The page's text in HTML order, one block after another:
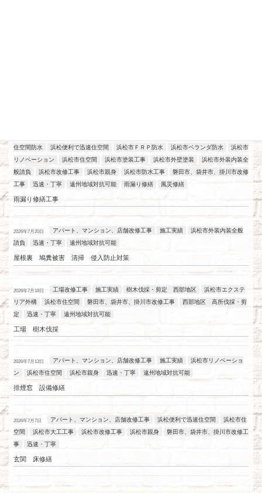
住空間防水
浜松便利で迅速住空間 浜松市ＦＲＰ防水 浜松市ベランダ防水
浜松市
リノベーション
浜松市住空間 浜松市塗装工事 浜松市外壁塗装
浜松市外装内装全
般請負
浜松市改修工事 浜松市親身 浜松市防水工事
磐田市、袋井市、掛川市改修
工事
迅速・丁寧 遠州地域対抗可能 雨漏り修繕 風災修繕
雨漏り修繕工事
2026年7月20日 アパート、マンション、店舗改修工事 施工実績
浜松市外装内装全般
請負
迅速・丁寧 遠州地域対抗可能
屋根裏 鳩糞被害 清掃 侵入防止対策
2026年7月18日 工場改修工事 施工実績 樹木伐採・剪定 西部地区
浜松市エクステ
リア外構
浜松市住空間 磐田市、袋井市、掛川市改修工事
西部地区 高所伐採・剪
定
迅速・丁寧 遠州地域対抗可能
工場 樹木伐採
2026年7月13日 アパート、マンション、店舗改修工事 施工実績
浜松市リノベーショ
ン
浜松市住空間 浜松市親身 迅速・丁寧 遠州地域対抗可能
排煙窓 設備修繕
2026年7月7日 アパート、マンション、店舗改修工事 浜松便利で迅速住空間
浜松市住
空間
浜松市大工工事 浜松市改修工事 浜松市親身
磐田市、袋井市、掛川市改修工
事
迅速・丁寧
玄関 床修繕